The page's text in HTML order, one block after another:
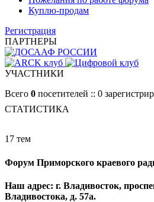
Куплю-продам
Регистрация
ПАРТНЕРЫ
УЧАСТНИКИ
Всего 0 посетителей :: 0
СТАТИСТИКА
17 тем
Форум Приморского краевого
Наш адрес: г. Владивосток,
Владивостока, д. 57а.